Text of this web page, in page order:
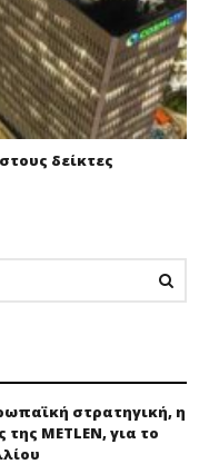
δείκτες
στρατηγική, η
METLEN, για το